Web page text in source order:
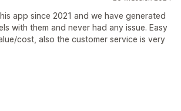
app since 2021 and we have generated
with them and never had any issue. Easy
cost, also the customer service is very